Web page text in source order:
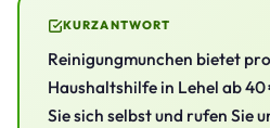
KURZANTWORT
Reinigungmunchen bietet
Haushaltshilfe in Lehel ab
Sie sich selbst und rufen Sie